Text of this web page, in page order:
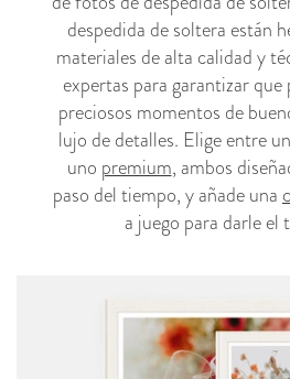
despedida de soltera están
materiales de alta calidad y
expertas para garantizar que
preciosos momentos de
lujo de detalles. Elige entre
uno premium, ambos
paso del tiempo, y añade una
a juego para darle el